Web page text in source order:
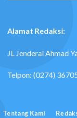
Alamat Redaksi:
JL Jenderal Ahmad
Telpon: (0274)
Tentang Kami